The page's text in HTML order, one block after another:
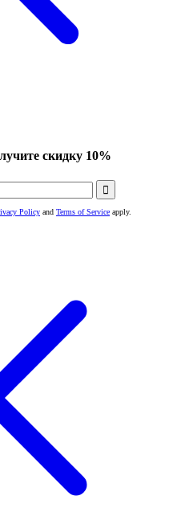
скидку 10%

Policy and Terms of Service apply.